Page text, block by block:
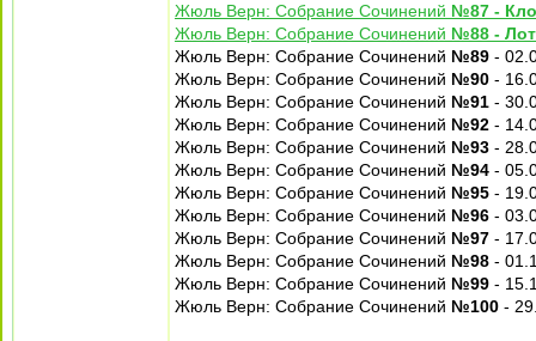
Жюль Верн: Собрание Сочинений №87 -
Жюль Верн: Собрание Сочинений №88 -
Жюль Верн: Собрание Сочинений №89 -
Жюль Верн: Собрание Сочинений №90 -
Жюль Верн: Собрание Сочинений №91 -
Жюль Верн: Собрание Сочинений №92 -
Жюль Верн: Собрание Сочинений №93 -
Жюль Верн: Собрание Сочинений №94 -
Жюль Верн: Собрание Сочинений №95 -
Жюль Верн: Собрание Сочинений №96 -
Жюль Верн: Собрание Сочинений №97 -
Жюль Верн: Собрание Сочинений №98 -
Жюль Верн: Собрание Сочинений №99 -
Жюль Верн: Собрание Сочинений №100 -